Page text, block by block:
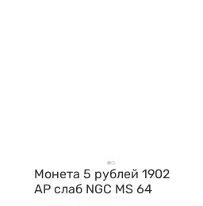
Монета 5 рублей 1902
АР слаб NGC MS 64